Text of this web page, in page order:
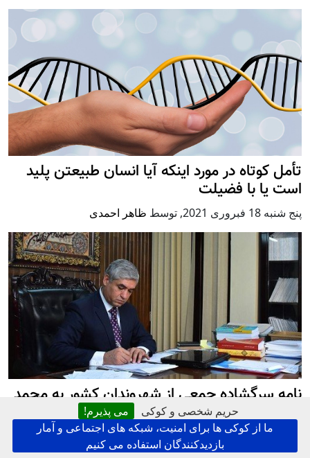
حریم شخصی و کوکی
می پذیرم!
ما از کوکی ها برای امنیت، شبکه های اجتماعی و آمار
بازدیدکنندگان استفاده می کنیم
تأمل کوتاه در مورد اینکه آیا انسان طبیعتن پلید
است یا با فضیلت
پنج شنبه 18 فبروری 2021 , توسط ظاهر احمدی
نامه سرگشاده جمعی از شهروندان کشور به محمد
فرید حمیدی لوی سارنوال
يكشنبه 14 فبروری 2021 ,توسط کابل پرس خبری و تحلیلی